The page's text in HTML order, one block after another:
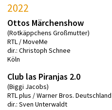
2022
Ottos Märchenshow
(Rotkäppchens Großmutter)
RTL / MoveMe
dir.: Christoph Schnee
Köln
Club las Piranjas 2.0
(Biggi Jacobs)
RTL plus / Warner Bros. Deutschland
dir.: Sven Unterwaldt